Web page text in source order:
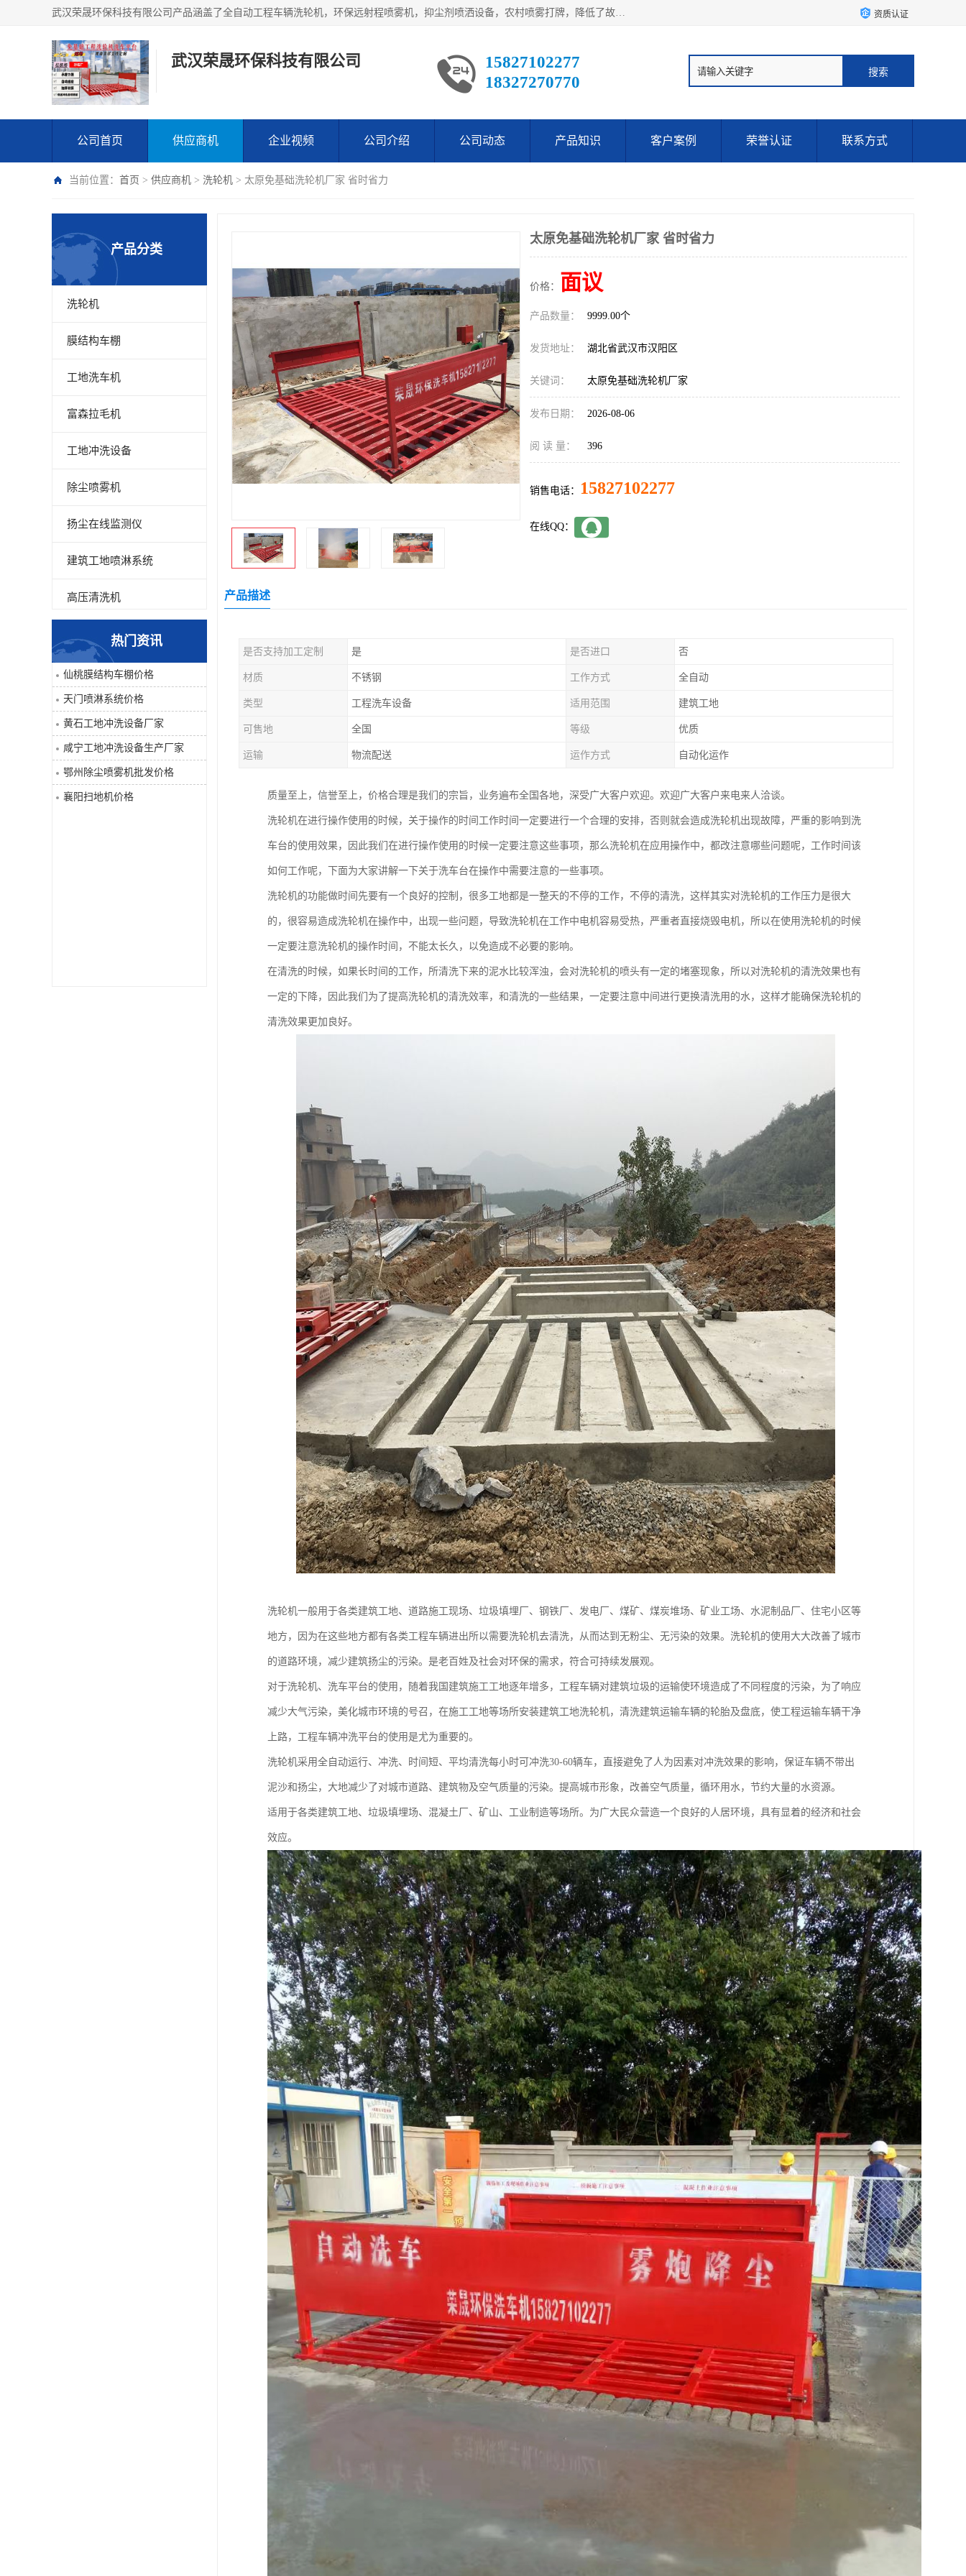
武汉荣晟环保科技有限公司产品涵盖了全自动工程车辆洗轮机，环保远射程喷雾机，抑尘剂喷洒设备，农村喷雾打牌，降低了故障率。多次获得环保科技进步奖，赢得了广大客户的一直好评. 资质认证
武汉荣晟环保科技有限公司
15827102277
18327270770
公司首页 供应商机 企业视频 公司介绍 公司动态 产品知识 客户案例 荣誉认证 联系方式
当前位置： 首页 > 供应商机 > 洗轮机 > 太原免基础洗轮机厂家 省时省力
产品分类
洗轮机
膜结构车棚
工地洗车机
富森拉毛机
工地冲洗设备
除尘喷雾机
扬尘在线监测仪
建筑工地喷淋系统
高压清洗机
高压喷雾设备
喷淋系统
洒水车
洗地机
吸尘器
热门资讯
仙桃膜结构车棚价格
天门喷淋系统价格
黄石工地冲洗设备厂家
咸宁工地冲洗设备生产厂家
鄂州除尘喷雾机批发价格
襄阳扫地机价格
太原免基础洗轮机厂家 省时省力
价格： 面议
产品数量： 9999.00个
发货地址： 湖北省武汉市汉阳区
关键词： 太原免基础洗轮机厂家
发布日期： 2026-08-06
阅 读 量： 396
销售电话： 15827102277
在线QQ：
产品描述
是否支持加工定制 是 是否进口 否
材质 不锈钢 工作方式 全自动
类型 工程洗车设备 适用范围 建筑工地
可售地 全国 等级 优质
运输 物流配送 运作方式 自动化运作
质量至上，信誉至上，价格合理是我们的宗旨，业务遍布全国各地，深受广大客户欢迎。欢迎广大客户来电来人洽谈。
洗轮机在进行操作使用的时候，关于操作的时间工作时间一定要进行一个合理的安排，否则就会造成洗轮机出现故障，严重的影响到洗
车台的使用效果，因此我们在进行操作使用的时候一定要注意这些事项，那么洗轮机在应用操作中，都改注意哪些问题呢，工作时间该
如何工作呢，下面为大家讲解一下关于洗车台在操作中需要注意的一些事项。
洗轮机的功能做时间先要有一个良好的控制，很多工地都是一整天的不停的工作，不停的清洗，这样其实对洗轮机的工作压力是很大
的，很容易造成洗轮机在操作中，出现一些问题，导致洗轮机在工作中电机容易受热，严重者直接烧毁电机，所以在使用洗轮机的时候
一定要注意洗轮机的操作时间，不能太长久，以免造成不必要的影响。
在清洗的时候，如果长时间的工作，所清洗下来的泥水比较浑浊，会对洗轮机的喷头有一定的堵塞现象，所以对洗轮机的清洗效果也有
一定的下降，因此我们为了提高洗轮机的清洗效率，和清洗的一些结果，一定要注意中间进行更换清洗用的水，这样才能确保洗轮机的
清洗效果更加良好。
洗轮机一般用于各类建筑工地、道路施工现场、垃圾填埋厂、钢铁厂、发电厂、煤矿、煤炭堆场、矿业工场、水泥制品厂、住宅小区等
地方，因为在这些地方都有各类工程车辆进出所以需要洗轮机去清洗，从而达到无粉尘、无污染的效果。洗轮机的使用大大改善了城市
的道路环境，减少建筑扬尘的污染。是老百姓及社会对环保的需求，符合可持续发展观。
对于洗轮机、洗车平台的使用，随着我国建筑施工工地逐年增多，工程车辆对建筑垃圾的运输使环境造成了不同程度的污染，为了响应
减少大气污染，美化城市环境的号召，在施工工地等场所安装建筑工地洗轮机，清洗建筑运输车辆的轮胎及盘底，使工程运输车辆干净
上路，工程车辆冲洗平台的使用是尤为重要的。
洗轮机采用全自动运行、冲洗、时间短、平均清洗每小时可冲洗30-60辆车，直接避免了人为因素对冲洗效果的影响，保证车辆不带出
泥沙和扬尘，大地减少了对城市道路、建筑物及空气质量的污染。提高城市形象，改善空气质量，循环用水，节约大量的水资源。
适用于各类建筑工地、垃圾填埋场、混凝土厂、矿山、工业制造等场所。为广大民众营造一个良好的人居环境，具有显着的经济和社会
效应。